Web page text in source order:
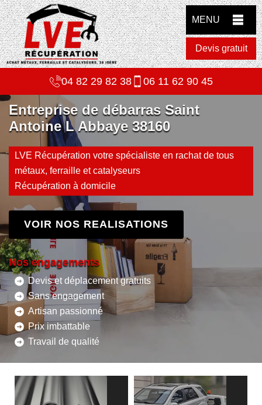
MENU
Devis gratuit
04 82 29 82 38 06 11 62 90 45
Entreprise de débarras Saint
Antoine L Abbaye 38160
LVE Récupération votre spécialiste en rachat de tous
métaux, ferraille et catalyseurs
Récupération à domicile
VOIR NOS REALISATIONS
Nos engagements
Devis et déplacement gratuits
Sans engagement
Artisan passionné
Prix imbattable
Travail de qualité